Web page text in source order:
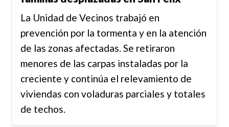
La Unidad de Vecinos trabajó en
prevención por la tormenta y en la atención
de las zonas afectadas. Se retiraron
menores de las carpas instaladas por la
creciente y continúa el relevamiento de
viviendas con voladuras parciales y totales
de techos.